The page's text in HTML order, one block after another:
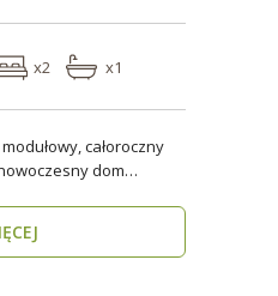
x2 x1
całoroczny